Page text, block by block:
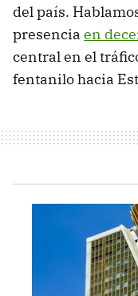
del país.
presencia en
central en el
fentanilo hacia